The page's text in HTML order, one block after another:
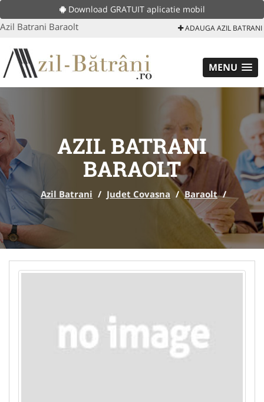
Download GRATUIT aplicatie mobil
Azil Batrani Baraolt ADAUGA AZIL BATRANI
MENU
AZIL BATRANI
BARAOLT
Azil Batrani / Judet Covasna / Baraolt /